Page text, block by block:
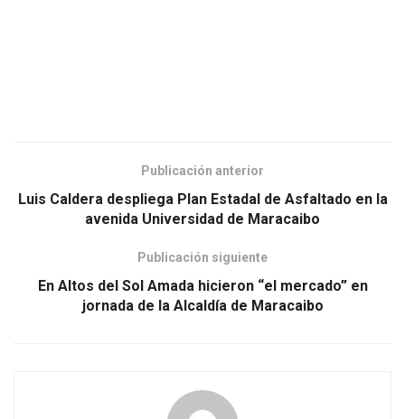
Publicación anterior
Luis Caldera despliega Plan Estadal de Asfaltado en la
avenida Universidad de Maracaibo
Publicación siguiente
En Altos del Sol Amada hicieron “el mercado” en
jornada de la Alcaldía de Maracaibo